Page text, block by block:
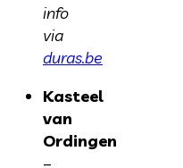
info
via
duras.be
Kasteel
van
Ordingen
–